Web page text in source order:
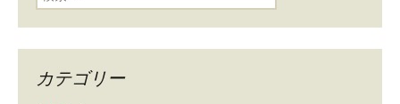
カテゴリー